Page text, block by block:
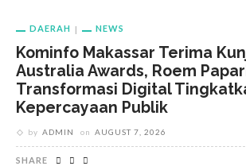
DAERAH NEWS
Kominfo Makassar Terima
Australia Awards, Roem
Transformasi Digital
Kepercayaan Publik
by ADMIN on AUGUST 7, 2026
SHARE